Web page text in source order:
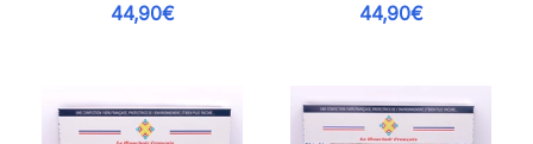
44,90€
44,90€